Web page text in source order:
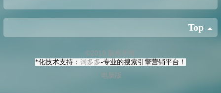
Top
©2019 版权所有
*化技术支持： 词多多-专业的搜索引擎营销平台！
电脑版